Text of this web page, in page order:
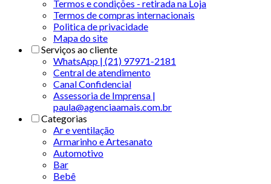
Termos e condições - retirada na Loja
Termos de compras internacionais
Politica de privacidade
Mapa do site
Serviços ao cliente
WhatsApp | (21) 97971-2181
Central de atendimento
Canal Confidencial
Assessoria de Imprensa |
paula@agenciaamais.com.br
Categorias
Ar e ventilação
Armarinho e Artesanato
Automotivo
Bar
Bebê